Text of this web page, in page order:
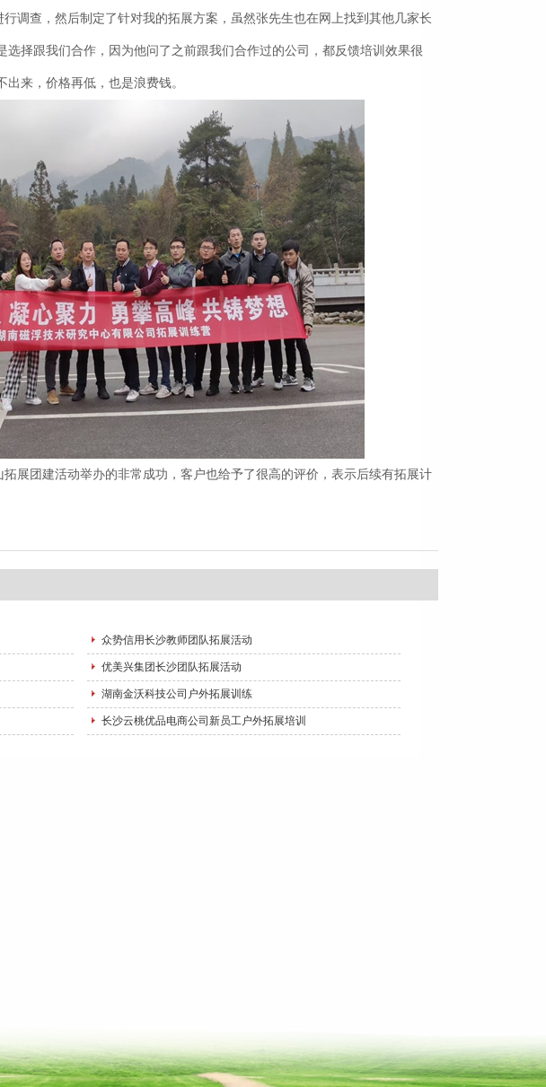
查，然后制定了针对我的拓展方案，虽然张先生也在网上找到其他几家长
择跟我们合作，因为他问了之前跟我们合作过的公司，都反馈培训效果很
来，价格再低，也是浪费钱。
团建活动举办的非常成功，客户也给予了很高的评价，表示后续有拓展计
众势信用长沙教师团队拓展活动
优美兴集团长沙团队拓展活动
湖南金沃科技公司户外拓展训练
长沙云桃优品电商公司新员工户外拓展培训